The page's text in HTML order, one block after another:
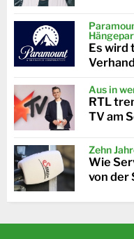
Es wird
Aus in
RTL
TV am
Zehn
Wie
von der